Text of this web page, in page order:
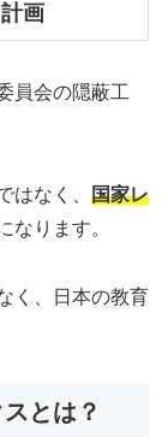
画
員会の隠蔽工
はなく、 国家レ
なります。
く、日本の教育
とは？